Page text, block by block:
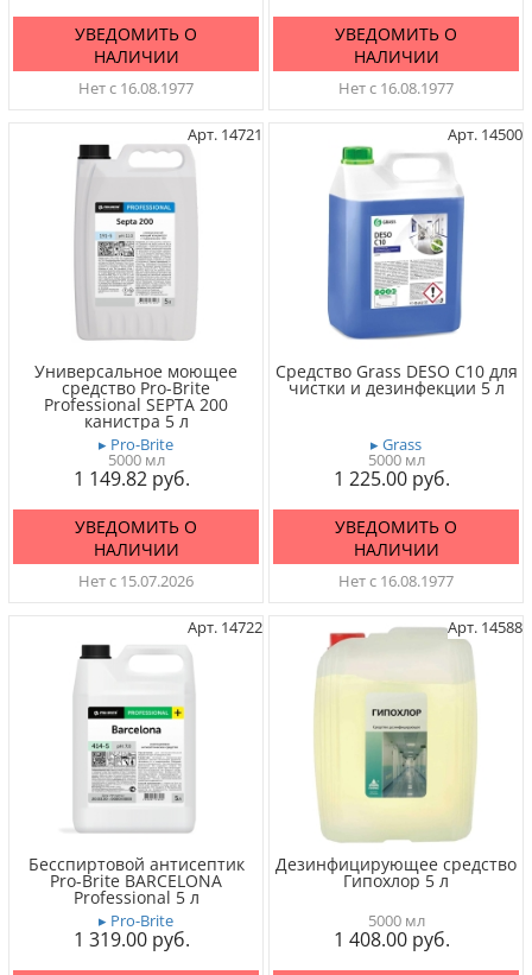
УВЕДОМИТЬ О
НАЛИЧИИ
Нет с 16.08.1977
УВЕДОМИТЬ О
НАЛИЧИИ
Нет с 16.08.1977
Арт. 14721
Универсальное моющее
средство Pro-Brite
Professional SEPTA 200
канистра 5 л
▸ Pro-Brite
5000 мл
1 149.82
УВЕДОМИТЬ О
НАЛИЧИИ
Нет с 15.07.2026
Арт. 14500
Средство Grass DESO С10 для
чистки и дезинфекции 5 л
▸ Grass
5000 мл
1 225.00
УВЕДОМИТЬ О
НАЛИЧИИ
Нет с 16.08.1977
Арт. 14722
Бесспиртовой антисептик
Pro-Brite BARCELONA
Professional 5 л
▸ Pro-Brite
1 319.00
Арт. 14588
Дезинфицирующее средство
Гипохлор 5 л
5000 мл
1 408.00